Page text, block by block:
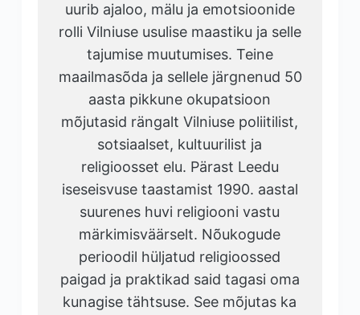
uurib ajaloo, mälu ja emotsioonide
rolli Vilniuse usulise maastiku ja selle
tajumise muutumises. Teine
maailmasõda ja sellele järgnenud 50
aasta pikkune okupatsioon
mõjutasid rängalt Vilniuse poliitilist,
sotsiaalset, kultuurilist ja
religioosset elu. Pärast Leedu
iseseisvuse taastamist 1990. aastal
suurenes huvi religiooni vastu
märkimisväärselt. Nõukogude
perioodil hüljatud religioossed
paigad ja praktikad said tagasi oma
kunagise tähtsuse. See mõjutas ka